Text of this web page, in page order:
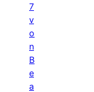
7
v
o
n
B
e
a